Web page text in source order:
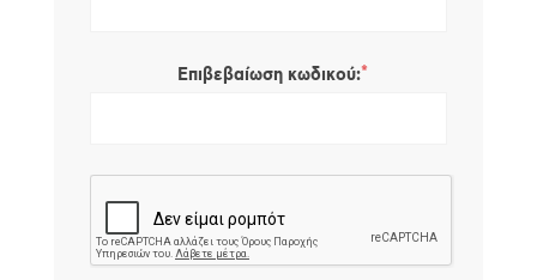
Επιβεβαίωση κωδικού:*